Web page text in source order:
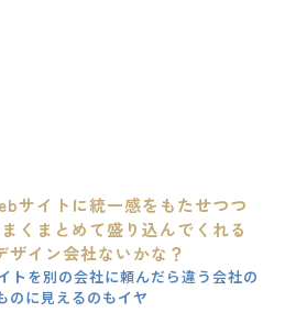
サイトに統一感をもたせつつ
くまとめて盛り込んでくれる
ザイン会社ないかな？
トを別の会社に頼んだら違う会社の
のに見えるのもイヤ